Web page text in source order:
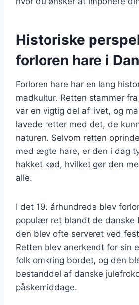
Historiske
forloren hare i
Forloren hare har en lang
madkultur. Retten stammer
var en vigtig del af livet, og
lavede retter med det, de
naturen. Selvom retten
med ægte hare, er den i dag
hakket kød, hvilket gør den
alle.
I det 19. århundrede blev
populær ret blandt de danske
den blev ofte serveret ved
Retten blev anerkendt for sin
folk omkring bordet, og den
bestanddel af danske
påskemiddage.